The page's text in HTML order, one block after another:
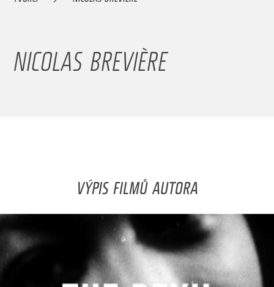
NICOLAS BREVIÈRE
VÝPIS FILMŮ AUTORA